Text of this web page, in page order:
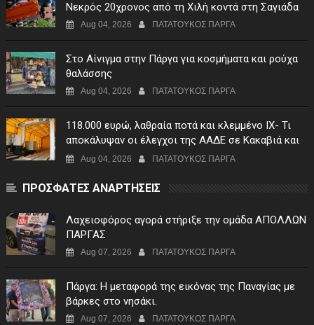
Νεκρός 20χρονος από τη Χιλή κοντά στη Σαγιάδα
Aug 04, 2026 ΠΑΤΑΤΟΥΚΟΣ ΠΑΡΓΑ
Στο Αίνιγμα στην Πάργα για κοσμήματα και ρούχα
θαλάσσης
Aug 04, 2026 ΠΑΤΑΤΟΥΚΟΣ ΠΑΡΓΑ
118.000 ευρώ, λαθραία ποτά και κλεμμένο ΙΧ- Τι
αποκάλυψαν οι έλεγχοι της ΑΑΔΕ σε Κακαβιά και
Μαυρομάτι
Aug 04, 2026 ΠΑΤΑΤΟΥΚΟΣ ΠΑΡΓΑ
ΠΡΟΣΦΑΤΕΣ ΑΝΑΡΤΗΣΕΙΣ
Λαχειοφόρος αγορά στήριξε την ομάδα ΑΠΟΛΛΩΝ
ΠΑΡΓΑΣ
Aug 07, 2026 ΠΑΤΑΤΟΥΚΟΣ ΠΑΡΓΑ
Πάργα: Η μεταφορά της εικόνας της Παναγίας με
βάρκες στο νησάκι.
Aug 07, 2026 ΠΑΤΑΤΟΥΚΟΣ ΠΑΡΓΑ